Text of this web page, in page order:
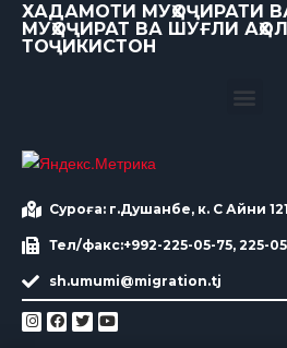
ХАДАМОТИ МУҲОҶИРАТИ
МУҲОҶИРАТ ВА ШУҒЛИ
ТОҶИКИСТОН
Суроға: г.Душанбе, к. С Айни 121
Тел/факс:+992-225-05-75, 225-
sh.umumi@migration.tj